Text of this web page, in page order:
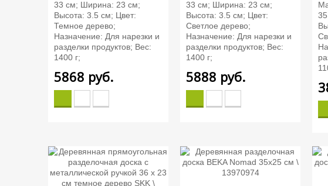
33 см; Ширина: 23 см;
Высота: 3.5 см; Цвет:
Темное дерево;
Назначение: Для нарезки и
разделки продуктов; Вес:
1400 г;
5868 руб.
33 см; Ширина: 23 см;
Высота: 3.5 см; Цвет:
Светлое дерево;
Назначение: Для нарезки и
разделки продуктов; Вес:
1400 г;
5888 руб.